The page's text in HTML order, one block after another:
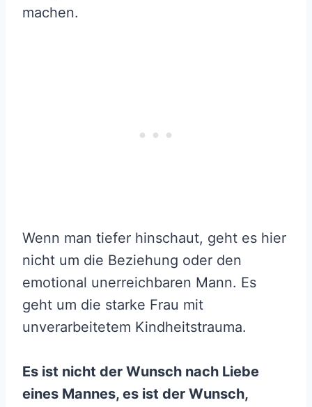
machen.
Wenn man tiefer hinschaut, geht es hier
nicht um die Beziehung oder den
emotional unerreichbaren Mann. Es
geht um die starke Frau mit
unverarbeitetem Kindheitstrauma.
Es ist nicht der Wunsch nach Liebe
eines Mannes, es ist der Wunsch,